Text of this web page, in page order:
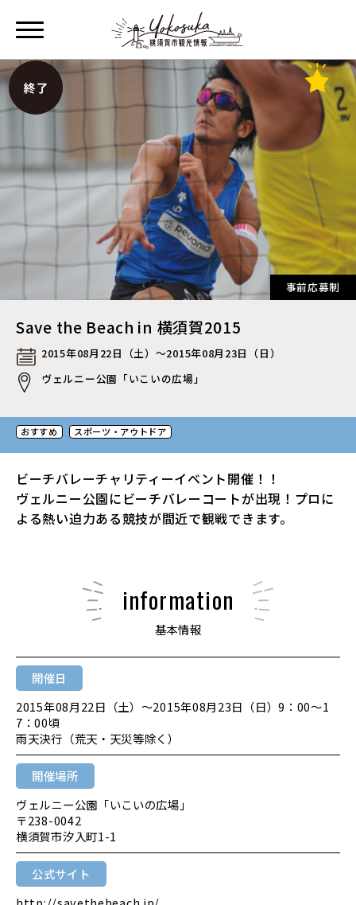
事前応募制
Save the Beach in 横須賀2015
2015年08月22日（土）〜2015年08月23日（日）
ヴェルニー公園「いこいの広場」
おすすめ スポーツ・アウトドア
ビーチバレーチャリティーイベント開催！！
ヴェルニー公園にビーチバレーコートが出現！プロに
よる熱い迫力ある競技が間近で観戦できます。
information
基本情報
開催日
2015年08月22日（土）〜2015年08月23日（日）9：00～1
7：00頃
雨天決行（荒天・天災等除く）
開催場所
ヴェルニー公園「いこいの広場」
〒238-0042
横須賀市汐入町1-1
公式サイト